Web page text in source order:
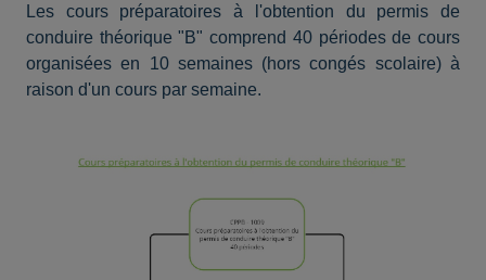
Les cours préparatoires à l'obtention du permis de
conduire théorique "B" comprend 40 périodes de cours
organisées en 10 semaines (hors congés scolaire) à
raison d'un cours par semaine.